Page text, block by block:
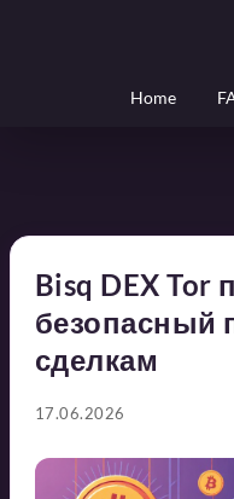
Home
Bisq DEX
безопасный
сделкам
17.06.2026